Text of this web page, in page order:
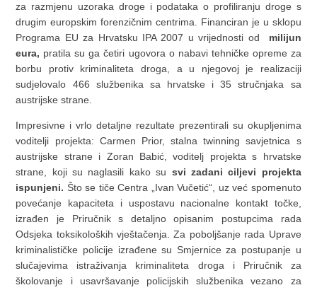
za razmjenu uzoraka droge i podataka o profiliranju droge s
drugim europskim forenzičnim centrima. Financiran je u sklopu
Programa EU za Hrvatsku IPA 2007 u vrijednosti od milijun
eura, pratila su ga četiri ugovora o nabavi tehničke opreme za
borbu protiv kriminaliteta droga, a u njegovoj je realizaciji
sudjelovalo 466 službenika sa hrvatske i 35 stručnjaka sa
austrijske strane.
Impresivne i vrlo detaljne rezultate prezentirali su okupljenima
voditelji projekta: Carmen Prior, stalna twinning savjetnica s
austrijske strane i Zoran Babić, voditelj projekta s hrvatske
strane, koji su naglasili kako su svi zadani ciljevi projekta
ispunjeni. Što se tiče Centra „Ivan Vučetić“, uz već spomenuto
povećanje kapaciteta i uspostavu nacionalne kontakt točke,
izrađen je Priručnik s detaljno opisanim postupcima rada
Odsjeka toksikoloških vještačenja. Za poboljšanje rada Uprave
kriminalističke policije izrađene su Smjernice za postupanje u
slučajevima istraživanja kriminaliteta droga i Priručnik za
školovanje i usavršavanje policijskih službenika vezano za